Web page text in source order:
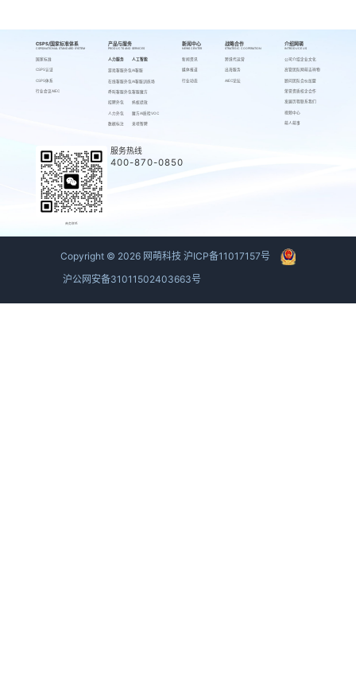
CSPS/国家标准体系
CSPS/NATIONAL STANDARD SYSTEM
国家标准
CSPS认证
CSPS体系
行业会议AIEC
产品与服务
PRODUCTS AND SERVICES
人力服务
游戏客服外包
在线客服外包
呼叫客服外包
招聘外包
人力外包
数据标注
人工智能
AI客服
AI客服训练场
客服魔方
蚂蚁绩效
魔方AI质检VOC
来呗智聘
新闻中心
NEWS CENTER
新闻资讯
媒体报道
行业动态
战略合作
STRATEGIC COOPERATION
跨境代运营
出海服务
AIEC论坛
介绍网萌
INTRODUCE US
公司介绍
高管团队
顾问团队
荣誉资质
发展历程
视频中心
萌人萌事
企业文化
网萌吉祥物
合伙加盟
校企合作
联系我们
商务联系
服务热线
400-870-0850
Copyright © 2026 网萌科技 沪ICP备11017157号
沪公网安备31011502403663号